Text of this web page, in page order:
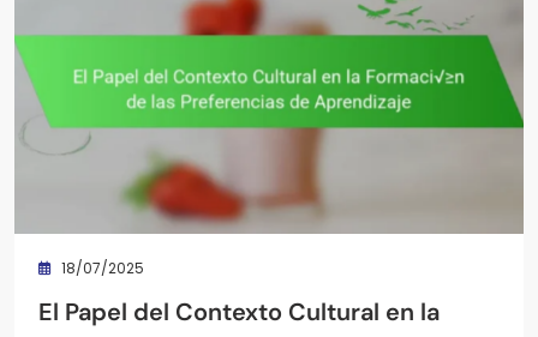
18/07/2025
El Papel del Contexto Cultural en la